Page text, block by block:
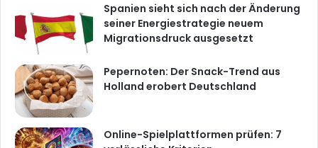
Spanien sieht sich nach der Änderung
seiner Energiestrategie neuem
Migrationsdruck ausgesetzt
Pepernoten: Der Snack-Trend aus
Holland erobert Deutschland
Online-Spielplattformen prüfen: 7